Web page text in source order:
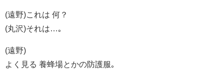
(遠野)これは 何？
(丸沢)それは…｡
(遠野)
よく見る 養蜂場とかの防護服｡